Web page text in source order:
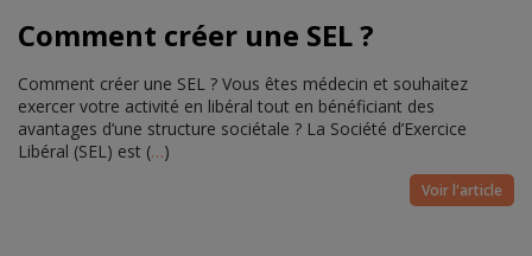
Comment créer une SEL ?
Comment créer une SEL ? Vous êtes médecin et souhaitez
exercer votre activité en libéral tout en bénéficiant des
avantages d’une structure sociétale ? La Société d’Exercice
Libéral (SEL) est (…)
Voir l'article